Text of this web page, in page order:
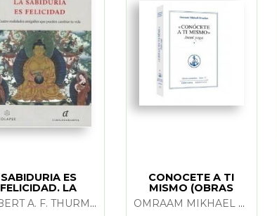
SABIDURIA ES
FELICIDAD. LA
ROBERT A. F. THURMAN
CONOCETE A TI
MISMO (OBRAS
COMPLETAS TOMO
17)
OMRAAM MIKHAEL AIVANHOV